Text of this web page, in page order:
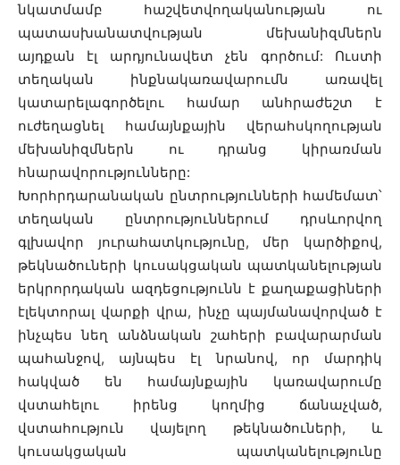
նկատմամբ հաշվետվողականության ու
պատասխանատվության մեխանիզմներն
այդքան էլ արդյունավետ չեն գործում: Ուստի
տեղական ինքնակառավարումն առավել
կատարելագործելու համար անհրաժեշտ է
ուժեղացնել համայնքային վերահսկողության
մեխանիզմներն ու դրանց կիրառման
հնարավորությունները:
Խորհրդարանական ընտրությունների համեմատ՝
տեղական ընտրություններում դրսևորվող
գլխավոր յուրահատկությունը, մեր կարծիքով,
թեկնածուների կուսակցական պատկանելության
երկրորդական ազդեցությունն է քաղաքացիների
էլեկտորալ վարքի վրա, ինչը պայմանավորված է
ինչպես նեղ անձնական շահերի բավարարման
պահանջով, այնպես էլ նրանով, որ մարդիկ
հակված են համայնքային կառավարումը
վստահելու իրենց կողմից ճանաչված,
վստահություն վայելող թեկնածուների, և
կուսակցական պատկանելությունը